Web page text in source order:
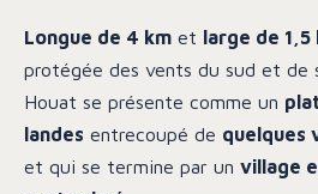
Longue de 4 km et large de 1,5
protégée des vents du sud et de
Houat se présente comme un
landes entrecoupé de quelques
et qui se termine par un village